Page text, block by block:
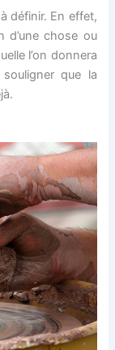
définir. En effet,
d’une chose ou
l’on donnera
que la